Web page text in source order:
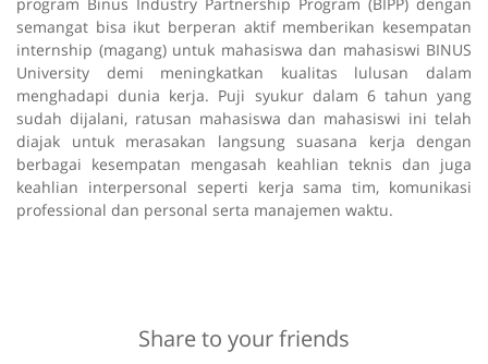
semangat bisa ikut berperan aktif memberikan kesempatan
internship (magang) untuk mahasiswa dan mahasiswi BINUS
University demi meningkatkan kualitas lulusan dalam
menghadapi dunia kerja. Puji syukur dalam 6 tahun yang
sudah dijalani, ratusan mahasiswa dan mahasiswi ini telah
diajak untuk merasakan langsung suasana kerja dengan
berbagai kesempatan mengasah keahlian teknis dan juga
keahlian interpersonal seperti kerja sama tim, komunikasi
professional dan personal serta manajemen waktu.
Share to your friends